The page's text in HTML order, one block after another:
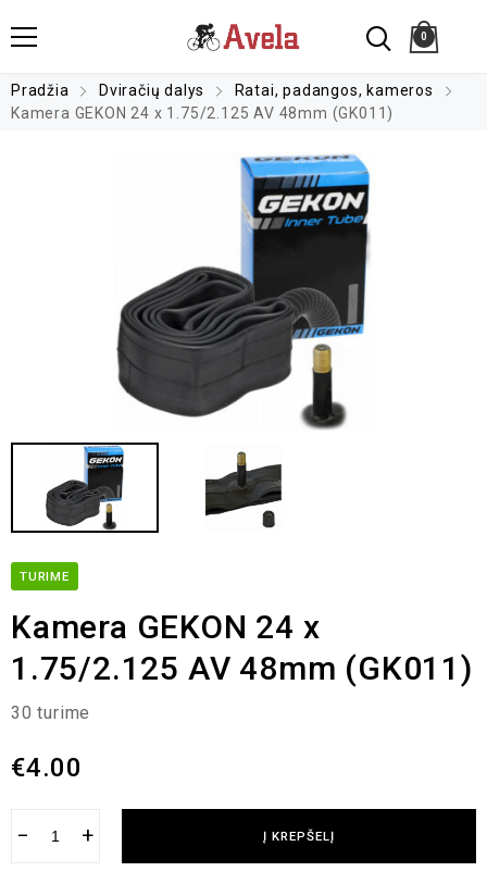
0
Pradžia Dviračių dalys
Ratai, padangos, kameros
Kamera GEKON 24 x 1.75/2.125 AV 48mm (GK011)
TURIME
Kamera GEKON 24 x
1.75/2.125 AV 48mm (GK011)
30 turime
€4.00
− + Į KREPŠELĮ